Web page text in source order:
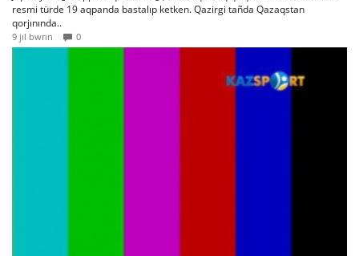
resmi türde 19 aqpanda bastalıp ketken. Qazirgi tañda Qazaqstan
qorjınında..
9 jıl bwrın 0